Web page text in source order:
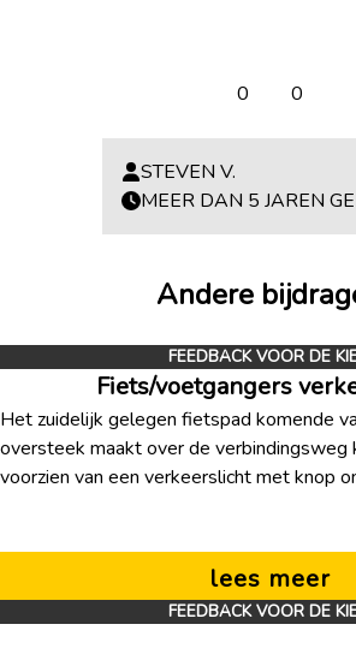
0 0
STEVEN V.
MEER DAN 5 JAREN
Andere
FEEDBACK VOOR DE
Fiets/voetgangers
Het zuidelijk gelegen fietspad komende
oversteek maakt over de verbindingsweg kunnen jullie beter
lees meer
FEEDBACK VOOR DE